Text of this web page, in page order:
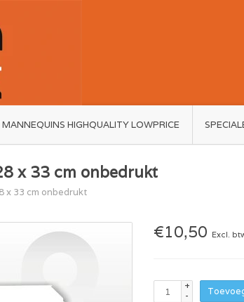
HIGHQUALITY LOWPRICE
x 33 cm onbedrukt
x 33 cm onbedrukt
€10,50 Excl.
+
-